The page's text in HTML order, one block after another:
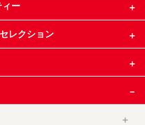
ィー
レクション